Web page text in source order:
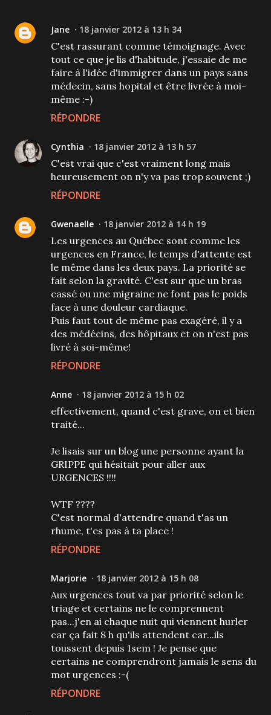
Jane 18 janvier 2012 à 13 h 34
C'est rassurant comme témoignage. Avec
tout ce que je lis d'habitude, j'essaie de me
faire à l'idée d'immigrer dans un pays sans
médecin, sans hopital et être livrée à moi-
même :-)
RÉPONDRE
Cynthia 18 janvier 2012 à 13 h 57
C'est vrai que c'est vraiment long mais
heureusement on n'y va pas trop souvent ;)
RÉPONDRE
Gwenaelle 18 janvier 2012 à 14 h 19
Les urgences au Québec sont comme les
urgences en France, le temps d'attente est
le même dans les deux pays. La priorité se
fait selon la gravité. C'est sur que un bras
cassé ou une migraine ne font pas le poids
face à une douleur cardiaque.
Puis faut tout de même pas exagéré, il y a
des médécins, des hôpitaux et on n'est pas
livré à soi-même!
RÉPONDRE
Anne 18 janvier 2012 à 15 h 02
effectivement, quand c'est grave, on et bien
traité...
Je lisais sur un blog une personne ayant la
GRIPPE qui hésitait pour aller aux
URGENCES !!!!
WTF ????
C'est normal d'attendre quand t'as un
rhume, t'es pas à ta place !
RÉPONDRE
Marjorie 18 janvier 2012 à 15 h 08
Aux urgences tout va par priorité selon le
triage et certains ne le comprennent
pas...j'en ai chaque nuit qui viennent hurler
car ça fait 8 h qu'ils attendent car...ils
toussent depuis 1sem ! Je pense que
certains ne comprendront jamais le sens du
mot urgences :-(
RÉPONDRE